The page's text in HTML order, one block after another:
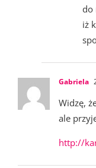
do
iż
Gabriela
Widzę,
ale
http://